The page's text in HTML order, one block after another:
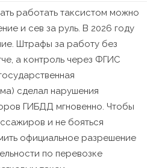
работать таксистом можно
и сев за руль. В 2026 году
Штрафы за работу без
а контроль через ФГИС
сделал нарушения
ГИБДД мгновенно. Чтобы
и не бояться
официальное разрешение
по перевозке